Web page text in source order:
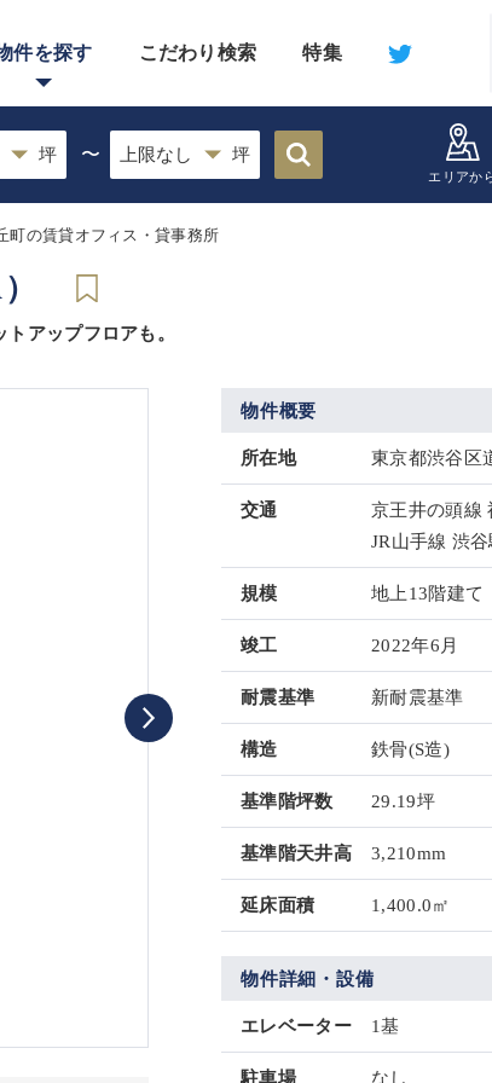
件を探す こだわり検索 特集
エリアか
〜
町の賃貸オフィス・貸事務所
アップフロアも。
物件概要
所在地 東京都渋谷区
交通
京王井の頭線
JR山手線 渋
規模 地上13階建て
竣工 2022年6月
耐震基準 新耐震基準
構造 鉄骨(S造)
基準階坪数 29.19坪
基準階天井高 3,210mm
延床面積 1,400.0㎡
物件詳細・設備
エレベーター 1基
駐車場 なし